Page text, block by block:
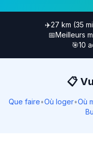
✈️27 km (35
📅Meilleurs
🎯10
📋
Que faire•Où loger•Où